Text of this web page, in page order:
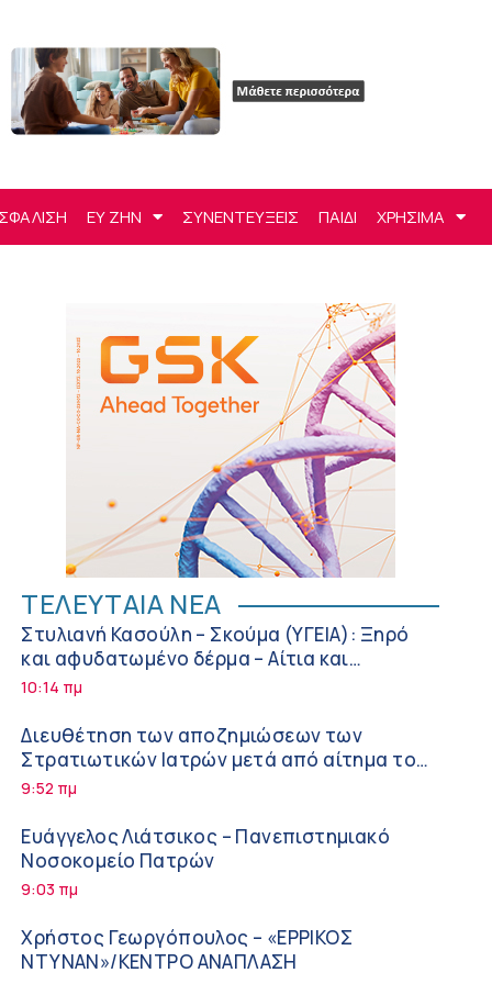
ΕΥ ΖΗΝ ΣΥΝΕΝΤΕΥΞΕΙΣ ΠΑΙΔΙ ΧΡΗΣΙΜΑ
ΤΕΛΕΥΤΑΙΑ ΝΕΑ
Στυλιανή Κασούλη – Σκούμα (ΥΓΕΙΑ): Ξηρό
και αφυδατωμένο δέρμα – Αίτια και
αντιμετώπιση
10:14 πμ
Διευθέτηση των αποζημιώσεων των
Στρατιωτικών Ιατρών μετά από αίτημα του
ΙΣΑ
9:52 πμ
Ευάγγελος Λιάτσικος – Πανεπιστημιακό
Νοσοκομείο Πατρών
9:03 πμ
Χρήστος Γεωργόπουλος – «ΕΡΡΙΚΟΣ
ΝΤΥΝΑΝ»/ΚΕΝΤΡΟ ΑΝΑΠΛΑΣΗ